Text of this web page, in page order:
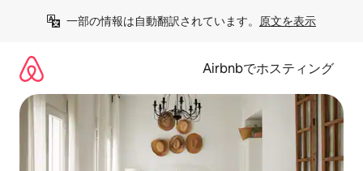
一部の情報は自動翻訳されています。 原文を表示
Airbnbでホスティング